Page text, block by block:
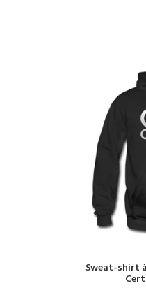
Sweat-shirt